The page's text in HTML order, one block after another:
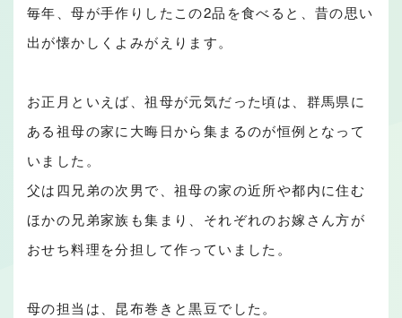
毎年、母が手作りしたこの2品を食べると、昔の思い
出が懐かしくよみがえります。
お正月といえば、祖母が元気だった頃は、群馬県に
ある祖母の家に大晦日から集まるのが恒例となって
いました。
父は四兄弟の次男で、祖母の家の近所や都内に住む
ほかの兄弟家族も集まり、それぞれのお嫁さん方が
おせち料理を分担して作っていました。
母の担当は、昆布巻きと黒豆でした。